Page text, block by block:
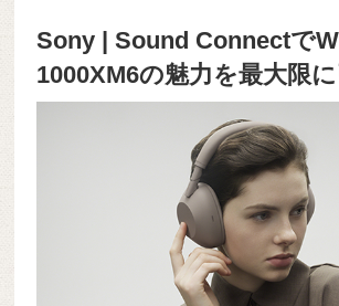
Sony | Sound Connectで
1000XM6の魅力を最大限